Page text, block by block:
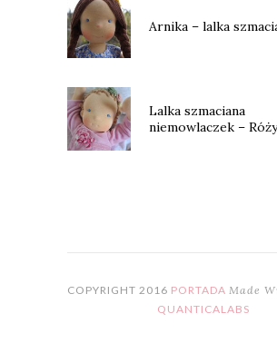
Arnika – lalka
Lalka szmaciana
niemowlaczek –
COPYRIGHT 2016 PORTADA Made
QUANTICALABS